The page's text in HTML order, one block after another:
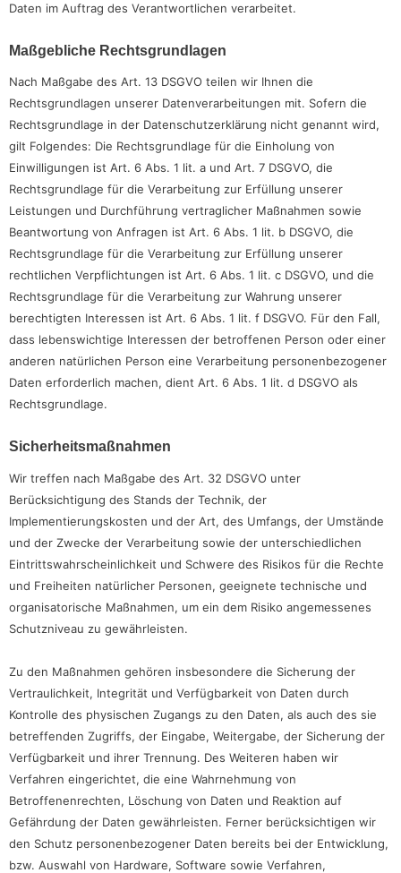
Daten im Auftrag des Verantwortlichen verarbeitet.
Maßgebliche Rechtsgrundlagen
Nach Maßgabe des Art. 13 DSGVO teilen wir Ihnen die
Rechtsgrundlagen unserer Datenverarbeitungen mit. Sofern die
Rechtsgrundlage in der Datenschutzerklärung nicht genannt wird,
gilt Folgendes: Die Rechtsgrundlage für die Einholung von
Einwilligungen ist Art. 6 Abs. 1 lit. a und Art. 7 DSGVO, die
Rechtsgrundlage für die Verarbeitung zur Erfüllung unserer
Leistungen und Durchführung vertraglicher Maßnahmen sowie
Beantwortung von Anfragen ist Art. 6 Abs. 1 lit. b DSGVO, die
Rechtsgrundlage für die Verarbeitung zur Erfüllung unserer
rechtlichen Verpflichtungen ist Art. 6 Abs. 1 lit. c DSGVO, und die
Rechtsgrundlage für die Verarbeitung zur Wahrung unserer
berechtigten Interessen ist Art. 6 Abs. 1 lit. f DSGVO. Für den Fall,
dass lebenswichtige Interessen der betroffenen Person oder einer
anderen natürlichen Person eine Verarbeitung personenbezogener
Daten erforderlich machen, dient Art. 6 Abs. 1 lit. d DSGVO als
Rechtsgrundlage.
Sicherheitsmaßnahmen
Wir treffen nach Maßgabe des Art. 32 DSGVO unter
Berücksichtigung des Stands der Technik, der
Implementierungskosten und der Art, des Umfangs, der Umstände
und der Zwecke der Verarbeitung sowie der unterschiedlichen
Eintrittswahrscheinlichkeit und Schwere des Risikos für die Rechte
und Freiheiten natürlicher Personen, geeignete technische und
organisatorische Maßnahmen, um ein dem Risiko angemessenes
Schutzniveau zu gewährleisten.
Zu den Maßnahmen gehören insbesondere die Sicherung der
Vertraulichkeit, Integrität und Verfügbarkeit von Daten durch
Kontrolle des physischen Zugangs zu den Daten, als auch des sie
betreffenden Zugriffs, der Eingabe, Weitergabe, der Sicherung der
Verfügbarkeit und ihrer Trennung. Des Weiteren haben wir
Verfahren eingerichtet, die eine Wahrnehmung von
Betroffenenrechten, Löschung von Daten und Reaktion auf
Gefährdung der Daten gewährleisten. Ferner berücksichtigen wir
den Schutz personenbezogener Daten bereits bei der Entwicklung,
bzw. Auswahl von Hardware, Software sowie Verfahren,